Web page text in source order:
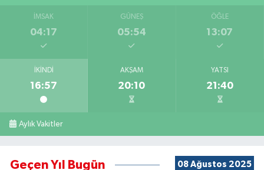
İMSAK
04:17
GÜNEŞ
05:54
ÖĞLE
13:07
İKINDI
16:57
AKŞAM
20:10
YATSI
21:40
Aylık Vakitler
Geçen Yıl Bugün 08 Ağustos 2025